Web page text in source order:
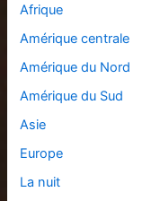
Afrique
Amérique centrale
Amérique du Nord
Amérique du Sud
Asie
Europe
La nuit